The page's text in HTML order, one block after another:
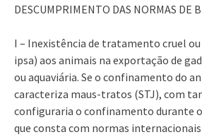
DESCUMPRIMENTO DAS NORMAS DE
I – Inexistência de tratamento cruel
ipsa) aos animais na exportação de
ou aquaviária. Se o confinamento do
caracteriza maus-tratos (STJ), com
configuraria o confinamento durante
que consta com normas